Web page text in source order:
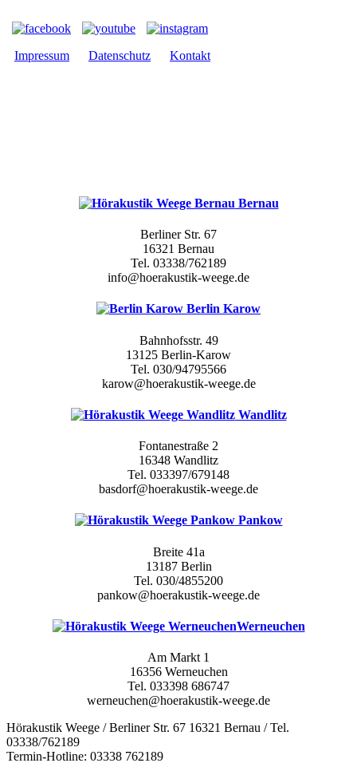
Impressum Datenschutz Kontakt
Bernau
Berliner Str. 67
16321 Bernau
Tel. 03338/762189
info@hoerakustik-weege.de
Berlin Karow
Bahnhofsstr. 49
13125 Berlin-Karow
Tel. 030/94795566
karow@hoerakustik-weege.de
Wandlitz
Fontanestraße 2
16348 Wandlitz
Tel. 033397/679148
basdorf@hoerakustik-weege.de
Pankow
Breite 41a
13187 Berlin
Tel. 030/4855200
pankow@hoerakustik-weege.de
Werneuchen
Am Markt 1
16356 Werneuchen
Tel. 033398 686747
werneuchen@hoerakustik-weege.de
Hörakustik Weege / Berliner Str. 67 16321 Bernau / Tel.
03338/762189
Termin-Hotline: 03338 762189